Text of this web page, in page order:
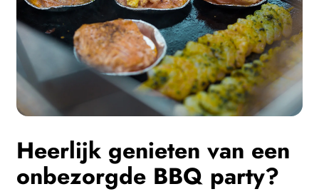
Heerlijk genieten van een
onbezorgde BBQ party?